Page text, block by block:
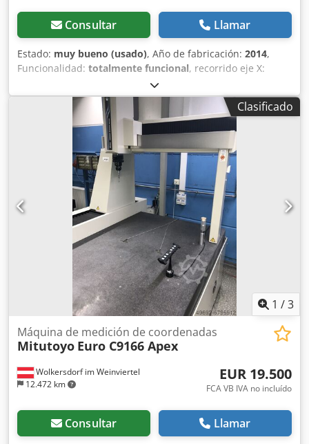
Consultar Llamar
Estado: muy bueno (usado), Año de fabricación: 2014,
Funcionalidad: totalmente funcional, recorrido eje X:
, recorrido del eje Y:
Z:2.100 mm, Equipamiento:documentación / manual,
placa de características disponible
, Hexagon DCC C1 Año
de fabricación: 2014 Modelo: 40.16.21 Dcjdpfozrntmox Al
Rek Sistema: B3CLC Cabezal: TesaStar-m Sensor: TP20 El
equipo fue embalado para su transporte y desmontado
directamente por el fabricante, Hexagon Metrology.
Clasificado
1 /3
Wolkersdorf im Weinviertel
12.472 km
Máquina de medición de coordenadas
Mitutoyo Euro C9166 Apex
EUR 19.500
FCA VB IVA no incluído
Consultar Llamar